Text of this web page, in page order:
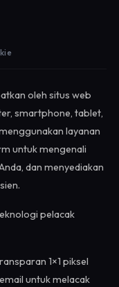
oleh situs web
smartphone, tablet,
layanan
untuk mengenali
dan menyediakan
pelacak
1×1 piksel
untuk melacak